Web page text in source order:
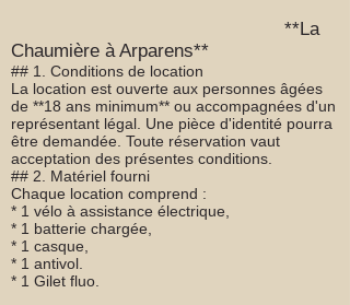
**La
Chaumière à Arparens**
## 1. Conditions de location
La location est ouverte aux personnes âgées
de **18 ans minimum** ou accompagnées d'un
représentant légal. Une pièce d'identité pourra
être demandée. Toute réservation vaut
acceptation des présentes conditions.
## 2. Matériel fourni
Chaque location comprend :
* 1 vélo à assistance électrique,
* 1 batterie chargée,
* 1 casque,
* 1 antivol.
* 1 Gilet fluo.